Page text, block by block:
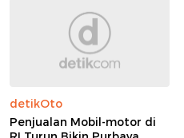
detikOto
Penjualan Mobil-motor di